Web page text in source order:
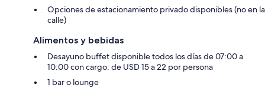
Opciones de estacionamiento privado disponibles (no en la
calle)
Alimentos y bebidas
Desayuno buffet disponible todos los días de 07:00 a
10:00 con cargo: de USD 15 a 22 por persona
1 bar o lounge